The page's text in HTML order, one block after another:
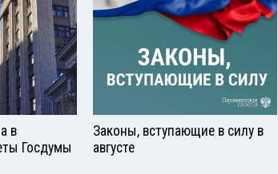
в
Госдумы
Законы, вступающие в силу в
августе